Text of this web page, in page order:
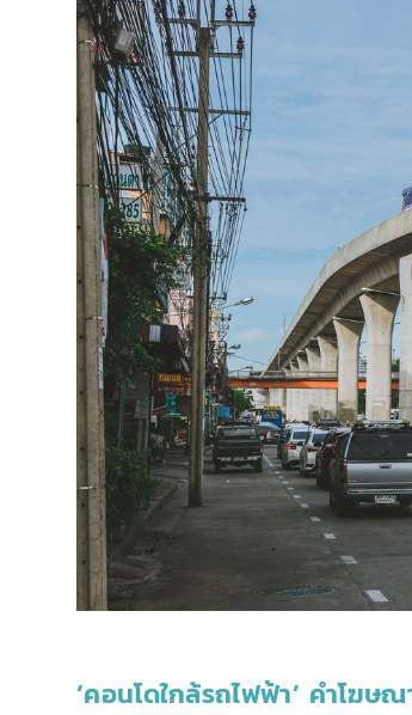
‘คอนโดใกล้รถไฟฟ้า’ คำโฆษ